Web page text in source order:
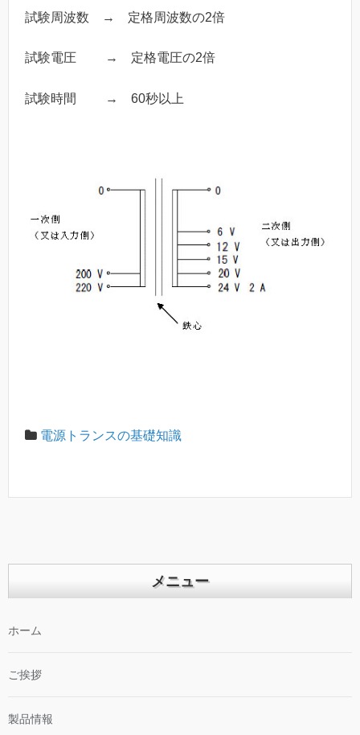
試験周波数 → 定格周波数の2倍
試験電圧 → 定格電圧の2倍
試験時間 → 60秒以上
電源トランスの基礎知識
メニュー
ホーム
ご挨拶
製品情報